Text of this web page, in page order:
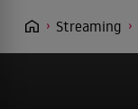
Streaming